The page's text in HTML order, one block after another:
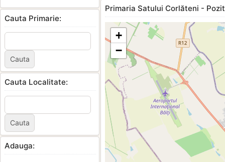
Cauta Primarie:
Cauta Localitate:
Adauga:
Primaria Satului Corlăteni -
+
−